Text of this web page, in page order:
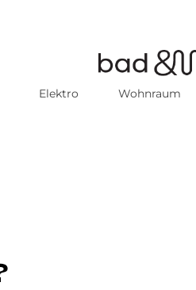
Elektro Wohnraum